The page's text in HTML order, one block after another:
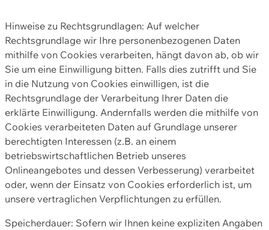
Hinweise zu Rechtsgrundlagen: Auf welcher
Rechtsgrundlage wir Ihre personenbezogenen Daten
mithilfe von Cookies verarbeiten, hängt davon ab, ob wir
Sie um eine Einwilligung bitten. Falls dies zutrifft und Sie
in die Nutzung von Cookies einwilligen, ist die
Rechtsgrundlage der Verarbeitung Ihrer Daten die
erklärte Einwilligung. Andernfalls werden die mithilfe von
Cookies verarbeiteten Daten auf Grundlage unserer
berechtigten Interessen (z.B. an einem
betriebswirtschaftlichen Betrieb unseres
Onlineangebotes und dessen Verbesserung) verarbeitet
oder, wenn der Einsatz von Cookies erforderlich ist, um
unsere vertraglichen Verpflichtungen zu erfüllen.
Speicherdauer: Sofern wir Ihnen keine expliziten Angaben